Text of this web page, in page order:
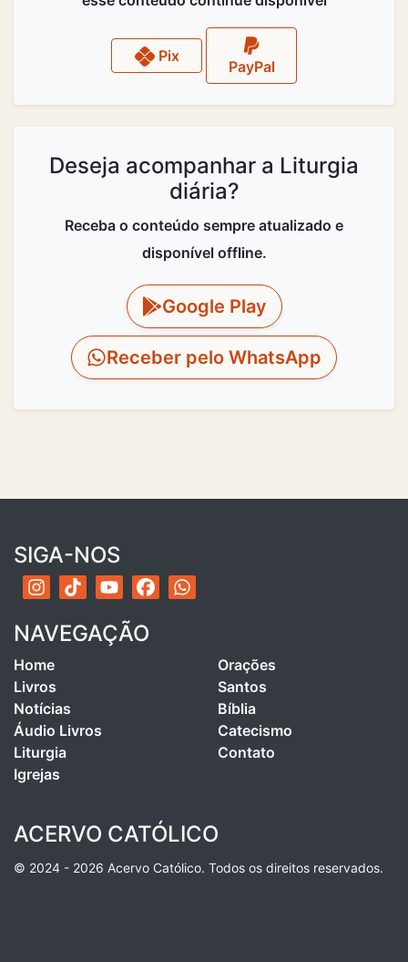
Pix
PayPal
Deseja acompanhar a Liturgia
diária?
Receba o conteúdo sempre atualizado e
disponível offline.
Google Play
Receber pelo WhatsApp
SIGA-NOS
NAVEGAÇÃO
Home
Livros
Notícias
Áudio Livros
Liturgia
Igrejas
Orações
Santos
Bíblia
Catecismo
Contato
ACERVO CATÓLICO
© 2024 - 2026 Acervo Católico. Todos os direitos reservados.